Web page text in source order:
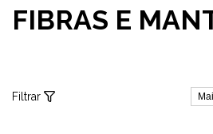
FIBRAS E
Filtrar